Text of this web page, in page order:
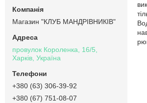
Магазин "КЛУБ МАНДРІВНИКІВ"
провулок Короленка, 16/5,
Харків, Україна
+380 (63) 306-39-92
+380 (67) 751-08-07